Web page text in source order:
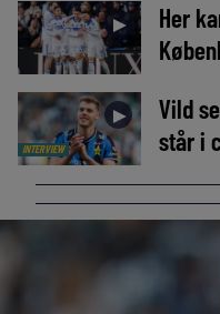
►
Her
INTERVIEW
►
Vild
står i